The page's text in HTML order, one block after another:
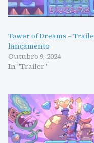
Tower of Dreams –
lançamento
Outubro 9, 2024
In "Trailer"